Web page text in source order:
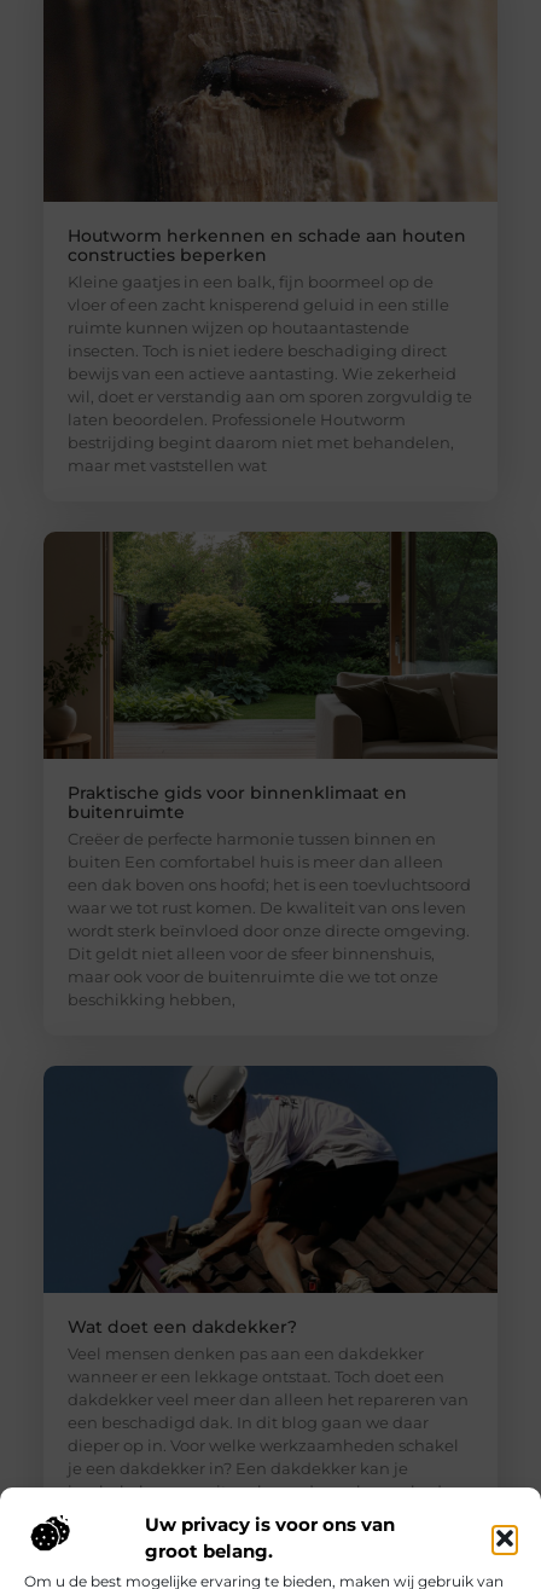
Uw privacy is voor ons van
groot belang.
Om u de best mogelijke ervaring te bieden, maken wij gebruik van
Houtworm herkennen en schade aan houten
constructies beperken
Kleine gaatjes in een balk, fijn boormeel op de
vloer of een zacht knisperend geluid in een stille
ruimte kunnen wijzen op houtaantastende
insecten. Toch is niet iedere beschadiging direct
bewijs van een actieve aantasting. Wie zekerheid
wil, doet er verstandig aan om sporen zorgvuldig te
laten beoordelen. Professionele Houtworm
bestrijding begint daarom niet met behandelen,
maar met vaststellen wat
Praktische gids voor binnenklimaat en
buitenruimte
Creëer de perfecte harmonie tussen binnen en
buiten Een comfortabel huis is meer dan alleen
een dak boven ons hoofd; het is een toevluchtsoord
waar we tot rust komen. De kwaliteit van ons leven
wordt sterk beïnvloed door onze directe omgeving.
Dit geldt niet alleen voor de sfeer binnenshuis,
maar ook voor de buitenruimte die we tot onze
beschikking hebben,
Wat doet een dakdekker?
Veel mensen denken pas aan een dakdekker
wanneer er een lekkage ontstaat. Toch doet een
dakdekker veel meer dan alleen het repareren van
een beschadigd dak. In dit blog gaan we daar
dieper op in. Voor welke werkzaamheden schakel
je een dakdekker in? Een dakdekker kan je
inschakelen voor uiteenlopende werkzaamheden,
zoals: · Het opsporen en repareren